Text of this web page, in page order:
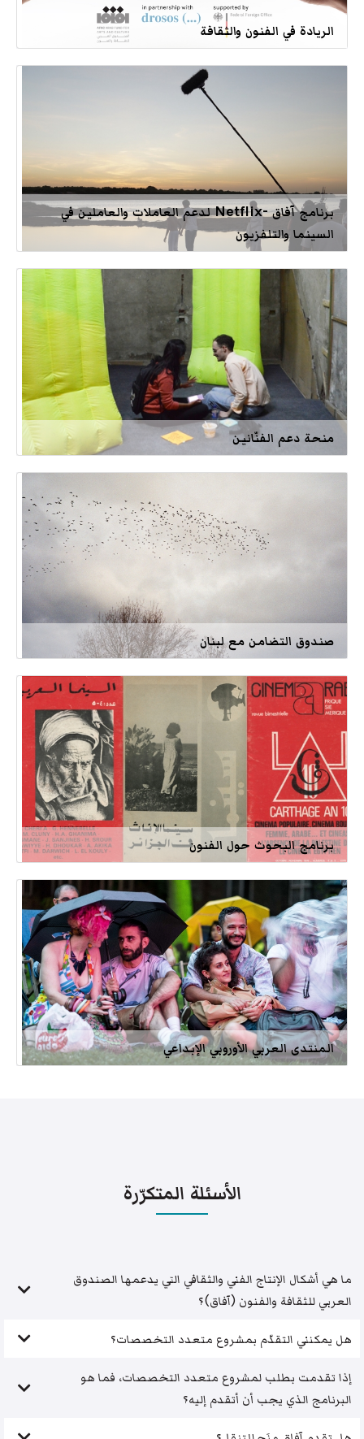
الريادة في الفنون والثقافة
برنامج آفاق -Netflix لدعم العاملات والعاملين في
السينما والتلفزيون
منحة دعم الفنّانين
صندوق التضامن مع لبنان
برنامج البحوث حول الفنون
المنتدى العربي الأوروبي الإبداعي
الأسئلة المتكرّرة
ما هي أشكال الإنتاج الفني والثقافي التي يدعمها الصندوق
العربي للثقافة والفنون (آفاق)؟
هل يمكنني التقدّم بمشروع متعدد التخصصات؟
إذا تقدمت بطلب لمشروع متعدد التخصصات، فما هو
البرنامج الذي يجب أن أتقدم إليه؟